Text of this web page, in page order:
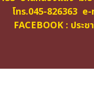
โทร.045-826363
FACEBOOK : ประ